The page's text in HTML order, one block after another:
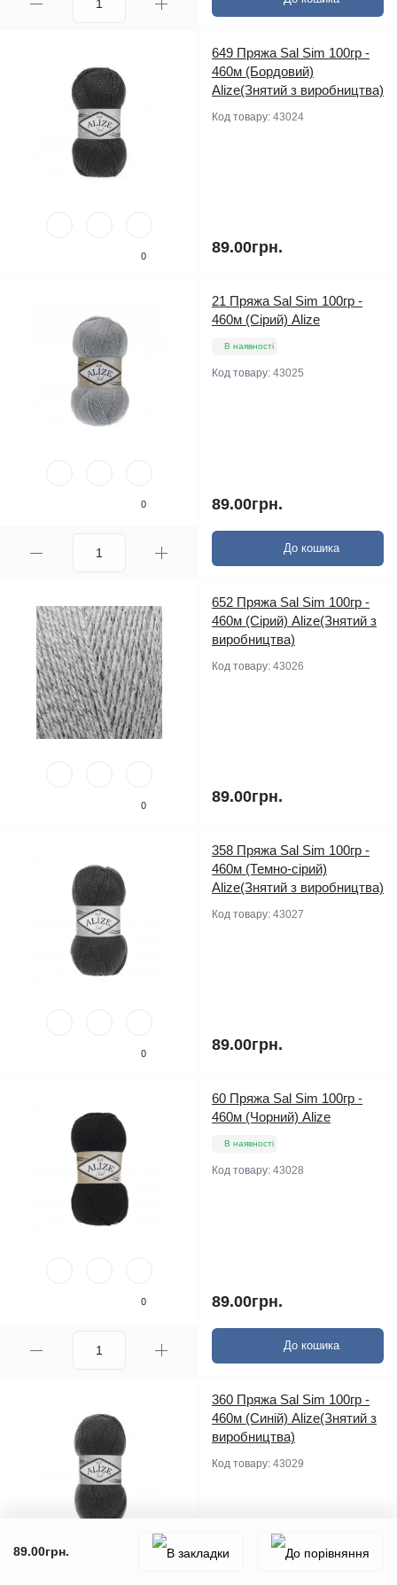
89.00грн.
0
649 Пряжа Sal Sim 100гр -
460м (Бордовий)
Alize(Знятий з виробництва)
Код товару: 43024
89.00грн.
0
21 Пряжа Sal Sim 100гр -
460м (Сірий) Alize
В наявності
Код товару: 43025
89.00грн.
До кошика
0
652 Пряжа Sal Sim 100гр -
460м (Сірий) Alize(Знятий з
виробництва)
Код товару: 43026
89.00грн.
0
358 Пряжа Sal Sim 100гр -
460м (Темно-сірий)
Alize(Знятий з виробництва)
Код товару: 43027
89.00грн.
0
60 Пряжа Sal Sim 100гр -
460м (Чорний) Alize
В наявності
Код товару: 43028
89.00грн.
До кошика
360 Пряжа Sal Sim 100гр -
460м (Синій) Alize(Знятий з
виробництва)
Код товару: 43029